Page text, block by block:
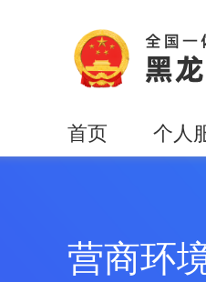
首页 个人
营商环